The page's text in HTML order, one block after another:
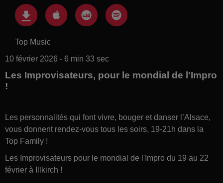
Top Music
10 février 2026 - 6 min 33 sec
Les Improvisateurs, pour le mondial de l'Impro
!
Les personnalités qui font vivre, bouger et danser l’Alsace,
vous donnent rendez-vous tous les soirs, 19-21h dans la
Top Family !
Les Improvisateurs pour le mondial de l'Impro du 19 au 22
février à Illkirch !